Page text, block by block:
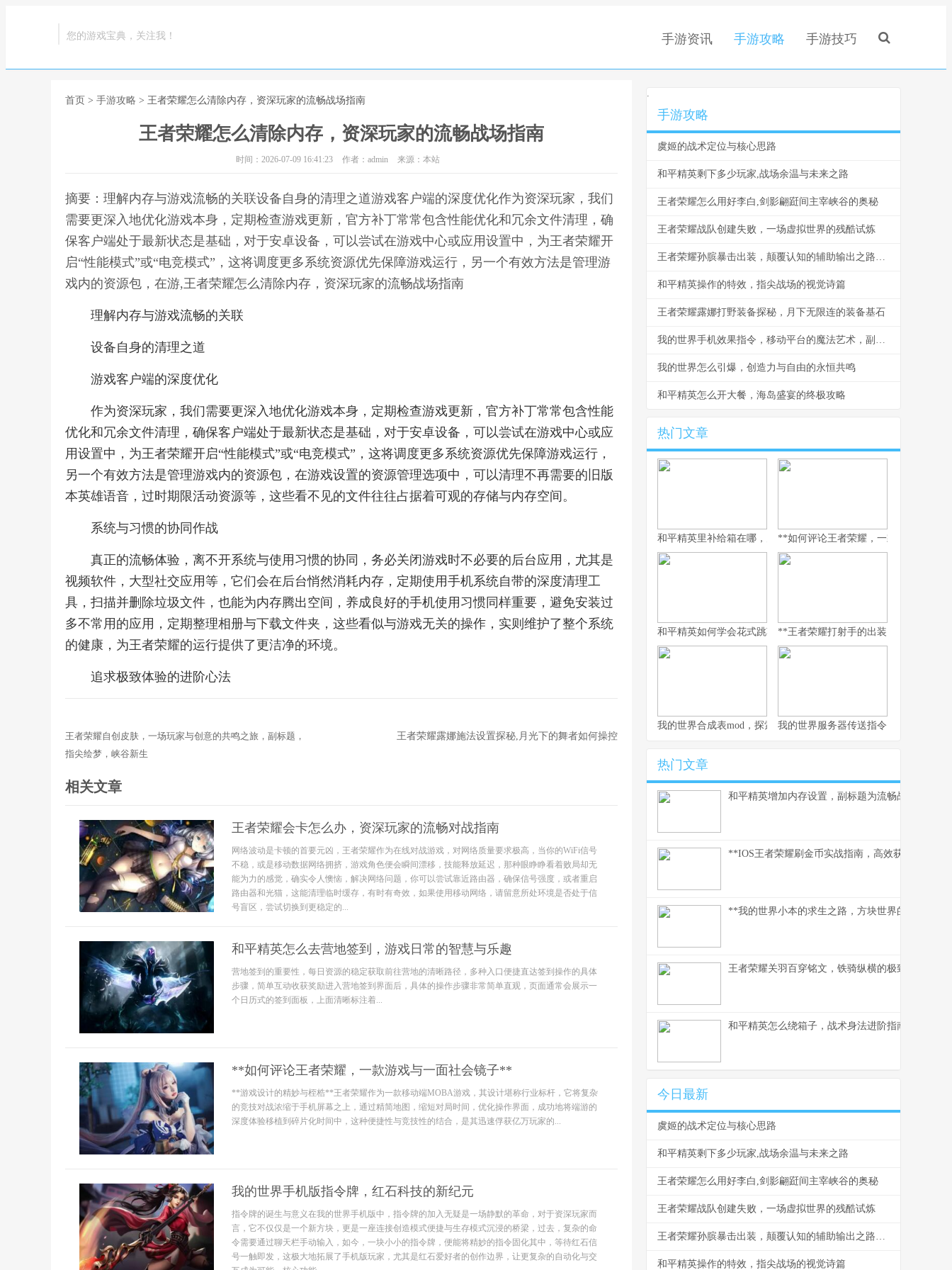
您的游戏宝典，关注我！ 手游资讯 手游攻略 手游技巧
首页 > 手游攻略 > 王者荣耀怎么清除内存，资深玩家的流畅战场指南
王者荣耀怎么清除内存，资深玩家的流畅战场指南
时间：2026-07-09 16:41:23 作者：admin 来源：本站
摘要：理解内存与游戏流畅的关联设备自身的清理之道游戏客户端的深度优化作为资深玩家，我们
需要更深入地优化游戏本身，定期检查游戏更新，官方补丁常常包含性能优化和冗余文件清理，确
保客户端处于最新状态是基础，对于安卓设备，可以尝试在游戏中心或应用设置中，为王者荣耀开
启“性能模式”或“电竞模式”，这将调度更多系统资源优先保障游戏运行，另一个有效方法是管理游
戏内的资源包，在游,王者荣耀怎么清除内存，资深玩家的流畅战场指南
理解内存与游戏流畅的关联
设备自身的清理之道
游戏客户端的深度优化
作为资深玩家，我们需要更深入地优化游戏本身，定期检查游戏更新，官方补丁常常包含性能
优化和冗余文件清理，确保客户端处于最新状态是基础，对于安卓设备，可以尝试在游戏中心或应
用设置中，为王者荣耀开启“性能模式”或“电竞模式”，这将调度更多系统资源优先保障游戏运行，
另一个有效方法是管理游戏内的资源包，在游戏设置的资源管理选项中，可以清理不再需要的旧版
本英雄语音，过时期限活动资源等，这些看不见的文件往往占据着可观的存储与内存空间。
系统与习惯的协同作战
真正的流畅体验，离不开系统与使用习惯的协同，务必关闭游戏时不必要的后台应用，尤其是
视频软件，大型社交应用等，它们会在后台悄然消耗内存，定期使用手机系统自带的深度清理工
具，扫描并删除垃圾文件，也能为内存腾出空间，养成良好的手机使用习惯同样重要，避免安装过
多不常用的应用，定期整理相册与下载文件夹，这些看似与游戏无关的操作，实则维护了整个系统
的健康，为王者荣耀的运行提供了更洁净的环境。
追求极致体验的进阶心法
王者荣耀自创皮肤，一场玩家与创意的共鸣之旅，副标题，
指尖绘梦，峡谷新生
王者荣耀露娜施法设置探秘,月光下的舞者如何操控
相关文章
王者荣耀会卡怎么办，资深玩家的流畅对战指南
网络波动是卡顿的首要元凶，王者荣耀作为在线对战游戏，对网络质量要求极高，当你的WiFi信号
不稳，或是移动数据网络拥挤，游戏角色便会瞬间漂移，技能释放延迟，那种眼睁睁看着败局却无
能为力的感觉，确实令人懊恼，解决网络问题，你可以尝试靠近路由器，确保信号强度，或者重启
路由器和光猫，这能清理临时缓存，有时有奇效，如果使用移动网络，请留意所处环境是否处于信
号盲区，尝试切换到更稳定的...
和平精英怎么去营地签到，游戏日常的智慧与乐趣
营地签到的重要性，每日资源的稳定获取前往营地的清晰路径，多种入口便捷直达签到操作的具体
步骤，简单互动收获奖励进入营地签到界面后，具体的操作步骤非常简单直观，页面通常会展示一
个日历式的签到面板，上面清晰标注着...
**如何评论王者荣耀，一款游戏与一面社会镜子**
**游戏设计的精妙与桎梏**王者荣耀作为一款移动端MOBA游戏，其设计堪称行业标杆，它将复杂
的竞技对战浓缩于手机屏幕之上，通过精简地图，缩短对局时间，优化操作界面，成功地将端游的
深度体验移植到碎片化时间中，这种便捷性与竞技性的结合，是其迅速俘获亿万玩家的...
我的世界手机版指令牌，红石科技的新纪元
指令牌的诞生与意义在我的世界手机版中，指令牌的加入无疑是一场静默的革命，对于资深玩家而
言，它不仅仅是一个新方块，更是一座连接创造模式便捷与生存模式沉浸的桥梁，过去，复杂的命
令需要通过聊天栏手动输入，如今，一块小小的指令牌，便能将精妙的指令固化其中，等待红石信
号一触即发，这极大地拓展了手机版玩家，尤其是红石爱好者的创作边界，让更复杂的自动化与交
.
手游攻略
虞姬的战术定位与核心思路
和平精英剩下多少玩家,战场余温与未来之路
王者荣耀怎么用好李白,剑影翩跹间主宰峡谷的奥秘
王者荣耀战队创建失败，一场虚拟世界的残酷试炼
王者荣耀孙膑暴击出装，颠覆认知的辅助输出之路副标题
和平精英操作的特效，指尖战场的视觉诗篇
王者荣耀露娜打野装备探秘，月下无限连的装备基石
我的世界手机效果指令，移动平台的魔法艺术，副标题，指尖编织的游戏法则
我的世界怎么引爆，创造力与自由的永恒共鸣
和平精英怎么开大餐，海岛盛宴的终极攻略
热门文章
和平精英里补给箱在哪，空投背后的战术密码**如何评论王者荣耀，一款游戏与一面
和平精英如何学会花式跳车，副标题为实战进阶与极限操作指南
**王者荣耀打射手的出装，破晓之路
我的世界合成表mod，探索创造的无限可能，副标题，资深玩家的
我的世界服务器传送指令，连接方块宇
热门文章
和平精英增加内存设置，副标题为流畅战场背后的
**IOS王者荣耀刷金币实战指南，高效获取财富之
**我的世界小本的求生之路，方块世界的末日生存
王者荣耀关羽百穿铭文，铁骑纵横的极致穿透之
和平精英怎么绕箱子，战术身法进阶指南副标题
今日最新
虞姬的战术定位与核心思路
和平精英剩下多少玩家,战场余温与未来之路
王者荣耀怎么用好李白,剑影翩跹间主宰峡谷的奥秘
王者荣耀战队创建失败，一场虚拟世界的残酷试炼
王者荣耀孙膑暴击出装，颠覆认知的辅助输出之路副标题
和平精英操作的特效，指尖战场的视觉诗篇